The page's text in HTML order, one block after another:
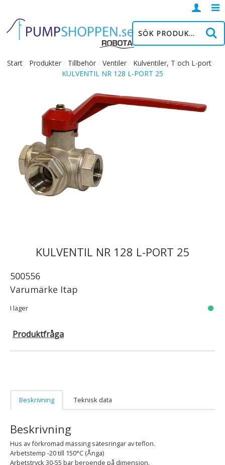
Start Produkter Tillbehör Ventiler Kulventiler, T och L-port
KULVENTIL NR 128 L-PORT 25
KULVENTIL NR 128 L-PORT 25
500556
Varumärke Itap
I lager
Produktfråga
Beskrivning Teknisk data
Beskrivning
Hus av förkromad mässing sätesringar av teflon.
Arbetstemp -20 till 150­°C (Ånga)
Arbetstryck 30-55 bar beroende på dimension.